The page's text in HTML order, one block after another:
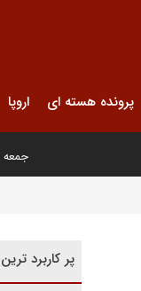
پرونده هسته ای اروپا
جمعه ۱۶ مرداد ۱۴۰۵
پر کاربرد